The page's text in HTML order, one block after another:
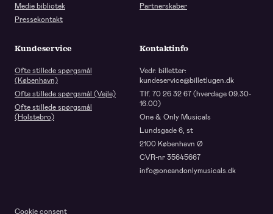
Medie bibliotek
Pressekontakt
Partnerskaber
Kundeservice
Ofte stillede spørgsmål
(København)
Ofte stillede spørgsmål (Vejle)
Ofte stillede spørgsmål
(Holstebro)
Kontaktinfo
Vedr. billetter:
kundeservice@billetlugen.dk
Tlf. 70 26 32 67 (hverdage 09.30-
16.00)
One & Only Musicals
Lundsgade 6, st
2100 København Ø
CVR-nr 35645667
info@oneandonlymusicals.dk
Cookie consent